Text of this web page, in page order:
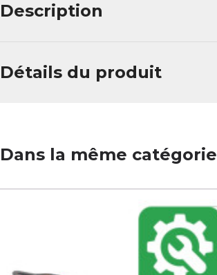
Description
Détails du produit
Dans la même catégorie